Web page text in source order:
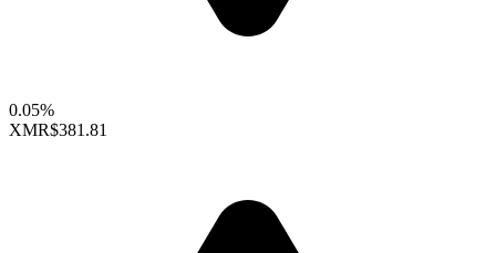
0.05%
XMR$381.81